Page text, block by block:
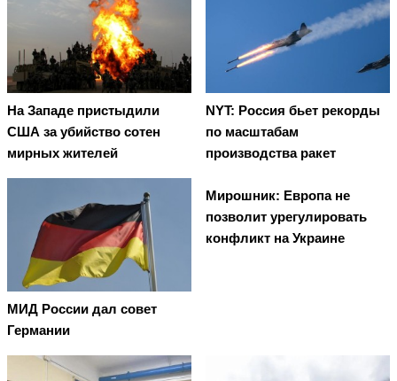
На Западе пристыдили
США за убийство сотен
мирных жителей
NYT: Россия бьет рекорды
по масштабам
производства ракет
МИД России дал совет
Германии
Мирошник: Европа не
позволит урегулировать
конфликт на Украине